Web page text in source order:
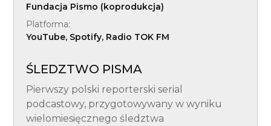
Fundacja Pismo (koprodukcja)
Platforma:
YouTube, Spotify, Radio TOK FM
ŚLEDZTWO PISMA
Pierwszy polski reporterski serial
podcastowy, przygotowywany w wyniku
wielomiesięcznego śledztwa